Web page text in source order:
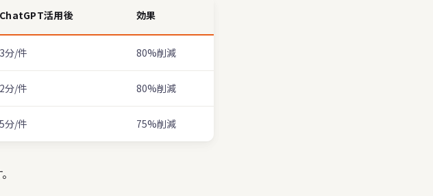
ChatGPT活用後 効果
3分/件 80%削減
2分/件 80%削減
5分/件 75%削減